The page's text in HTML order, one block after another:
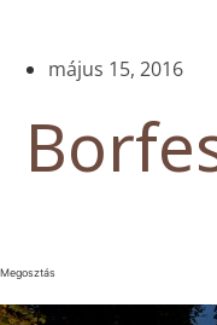
május 15, 2016
Megosztás